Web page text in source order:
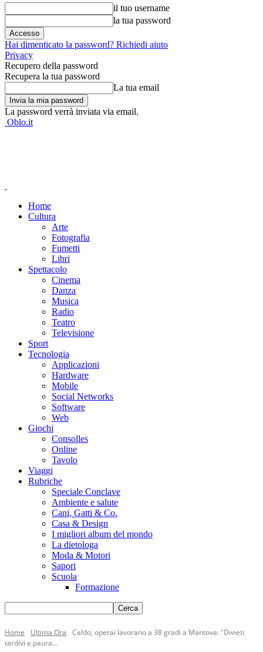
il tuo username
la tua password
Hai dimenticato la password? Richiedi aiuto
Privacy
Recupero della password
Recupera la tua password
La tua email
La password verrà inviata via email.
Oblo.it
Home
Cultura
Arte
Fotografia
Fumetti
Libri
Spettacolo
Cinema
Danza
Musica
Radio
Teatro
Televisione
Sport
Tecnologia
Applicazioni
Hardware
Mobile
Social Networks
Software
Web
Giochi
Consolles
Online
Tavolo
Viaggi
Rubriche
Speciale Conclave
Ambiente e salute
Cani, Gatti & Co.
Casa & Design
I migliori album del mondo
La dietologa
Moda & Motori
Sapori
Scuola
Formazione
Home Ultima Ora
Caldo, operai lavorano a 38 gradi a Mantova: "Divieti
tardivi e paura...